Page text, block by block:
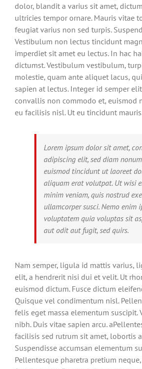
dolor, blandit a varius sit amet,
ultricies tempor ornare. Mauris vitae
feugiat varius non sed turpis.
Vestibulum non lectus tincidunt
imperdiet sit amet eu lectus. In hac
dictumst. Vestibulum vestibulum,
molestie, quam ante aliquet lacus,
sapien at lectus. Integer id semper
convallis non commodo et, euismod
eu facilisis nisl. Ut eu tincidunt
Lorem ipsum dolor sit amet,
adipiscing elit, sed diam
euismod tincidunt ut laoreet
aliquam erat volutpat. Ut wisi
minim veniam, quis nostrud
ullamcorper susci. Nemo enim
voluptatem quia voluptas sit
aut odit aut fugit, sed quirs.
Nam semper, ligula id mattis varius,
elit, a hendrerit nisi dui et velit. Ut
euismod dictum. Fusce dictum
Quisque vel condimentum nisl.
felis eget massa elementum suscipit.
nibh. Duis vitae sapien arcu.
facilisis sed rutrum sit amet, lobortis
Suspendisse accumsan elementum
Pellentesque pharetra pretium